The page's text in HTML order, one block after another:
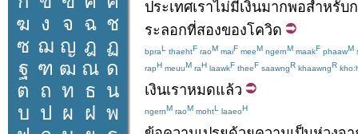
ฆ ง จ ฉ ช
ซ ฌ ญ ฎ ฏ
ฐ ฑ ฒ ณ ด
ต ถ ท ธ น
บ ป ผ ฝ พ
ประเทศเราไม่มีเงินมากพอสำหรับ
ระลอกที่สองของโควิด
bpraL thaehtF raoM maiF meeM ngernM maakF phaawM
rapH meuuM raH laawkF theeF saawngR khaawngR
เงินเราหมดแล้ว
ngernM raoM mohtL laaeoH